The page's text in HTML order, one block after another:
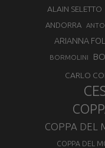
ALAIN SELETTO
ANDORRA
ARIANNA
BORMOLINI
CARLO
COPPA DEL
COPPA DEL